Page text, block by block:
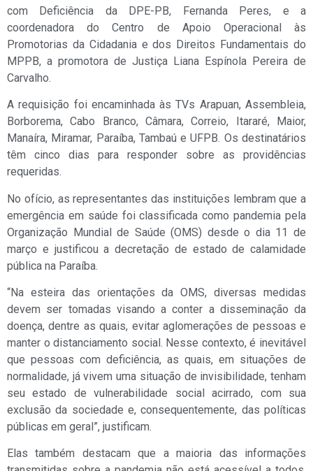
com Deficiência da DPE-PB, Fernanda Peres, e a
coordenadora do Centro de Apoio Operacional às
Promotorias da Cidadania e dos Direitos Fundamentais do
MPPB, a promotora de Justiça Liana Espínola Pereira de
Carvalho.
A requisição foi encaminhada às TVs Arapuan, Assembleia,
Borborema, Cabo Branco, Câmara, Correio, Itararé, Maior,
Manaíra, Miramar, Paraíba, Tambaú e UFPB. Os destinatários
têm cinco dias para responder sobre as providências
requeridas.
No ofício, as representantes das instituições lembram que a
emergência em saúde foi classificada como pandemia pela
Organização Mundial de Saúde (OMS) desde o dia 11 de
março e justificou a decretação de estado de calamidade
pública na Paraíba.
“Na esteira das orientações da OMS, diversas medidas
devem ser tomadas visando a conter a disseminação da
doença, dentre as quais, evitar aglomerações de pessoas e
manter o distanciamento social. Nesse contexto, é inevitável
que pessoas com deficiência, as quais, em situações de
normalidade, já vivem uma situação de invisibilidade, tenham
seu estado de vulnerabilidade social acirrado, com sua
exclusão da sociedade e, consequentemente, das políticas
públicas em geral”, justificam.
Elas também destacam que a maioria das informações